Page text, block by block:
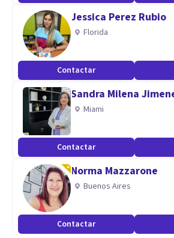
Aptitudes
Psico terapeuta especializada en
comportamentales, trastornos del
pensamiento, traumas, dependencias,
comportamiento alimentario, toca,
depresivo.
Psicoterapia individual, pareja y familia.
Jessica Perez Rubio
Florida
Contactar
Sandra Milena
Miami
Contactar
Norma Mazzarone
Buenos Aires
Contactar